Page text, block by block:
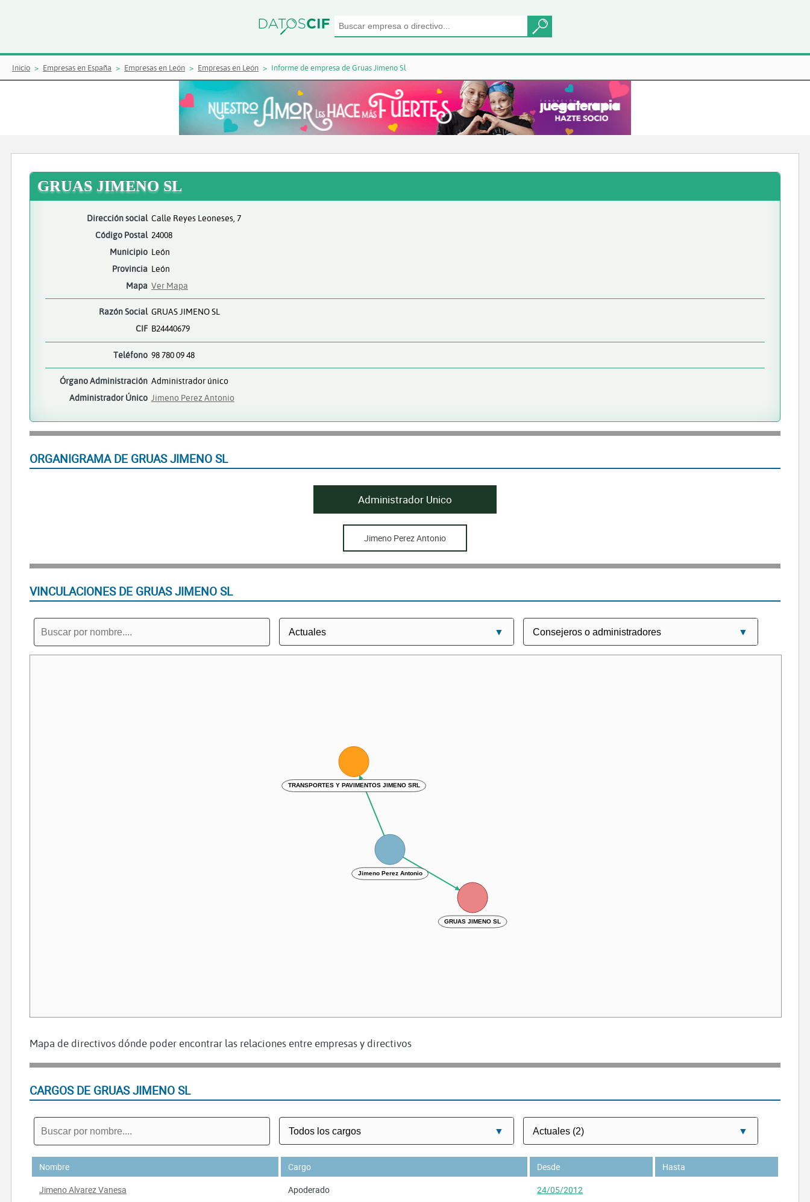
Inicio Empresas en España Empresas en León Empresas en León Informe de empresa de Gruas Jimeno Sl
GRUAS JIMENO SL
Dirección social Calle Reyes Leoneses, 7
Código Postal 24008
Municipio León
Provincia León
Mapa Ver Mapa
Razón Social GRUAS JIMENO SL
CIF B24440679
Teléfono 98 780 09 48
Órgano Administración Administrador único
Administrador Único Jimeno Perez Antonio
ORGANIGRAMA DE GRUAS JIMENO SL
Administrador Unico
Jimeno Perez Antonio
VINCULACIONES DE GRUAS JIMENO SL
GRUAS JIMENO SL
Jimeno Perez Antonio
TRANSPORTES Y PAVIMENTOS JIMENO SRL
Mapa de directivos dónde poder encontrar las relaciones entre empresas y directivos
CARGOS DE GRUAS JIMENO SL
Nombre Cargo Desde
Hasta
Jimeno Alvarez Vanesa
Apoderado
24/05/2012